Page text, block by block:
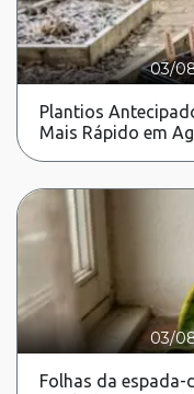
03/
Plantios
Mais Rápido em
03/
Folhas da